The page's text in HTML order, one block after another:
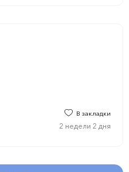
В закладки
2 недели 2 дня